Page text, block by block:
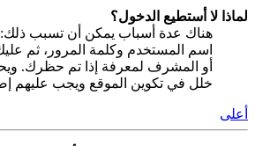
لماذا لا أستطيع الدخول؟
هناك عدة أسباب يمكن أن تسبب
اسم المستخدم وكلمة المرور، ثم
أو المشرف لمعرفة إذا تم حظرك.
خلل في تكوين الموقع ويجب عليهم
أعلى